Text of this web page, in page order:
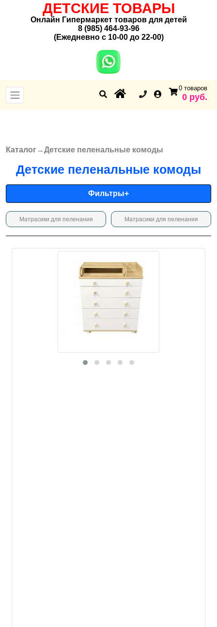
ДЕТСКИЕ ТОВАРЫ
Онлайн Гипермаркет товаров для детей
8 (985) 464-93-96
(Ежедневно с 10-00 до 22-00)
0 товаров
0 руб.
Вы здесь
Каталог→Детские пеленальные комоды
Детские пеленальные комоды
Фильтры+
Матрасики для пеленания Матрасики для пеленания